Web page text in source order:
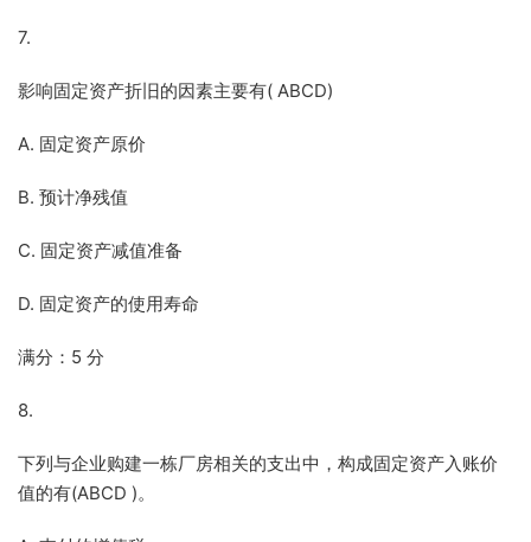
7.
影响固定资产折旧的因素主要有( ABCD)
A. 固定资产原价
B. 预计净残值
C. 固定资产减值准备
D. 固定资产的使用寿命
满分：5 分
8.
下列与企业购建一栋厂房相关的支出中，构成固定资产入账价
值的有(ABCD )。